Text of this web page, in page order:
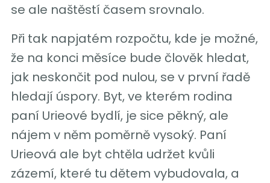
se ale naštěstí časem srovnalo.
Při tak napjatém rozpočtu, kde je možné,
že na konci měsíce bude člověk hledat,
jak neskončit pod nulou, se v první řadě
hledají úspory. Byt, ve kterém rodina
paní Urieové bydlí, je sice pěkný, ale
nájem v něm poměrně vysoký. Paní
Urieová ale byt chtěla udržet kvůli
zázemí, které tu dětem vybudovala, a